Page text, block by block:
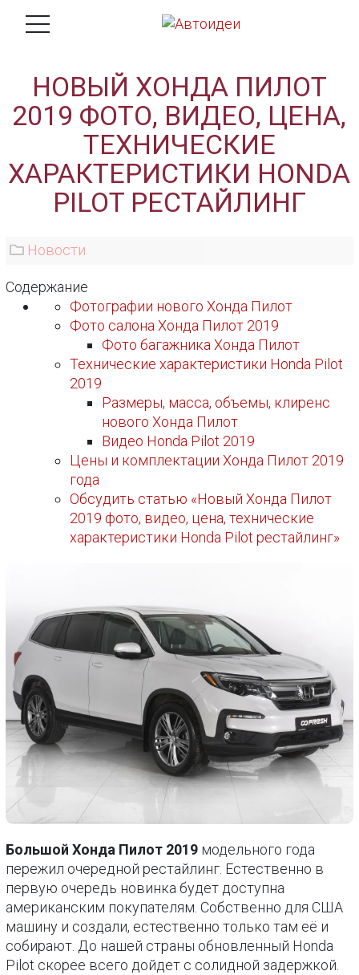
НОВЫЙ ХОНДА ПИЛОТ
2019 ФОТО, ВИДЕО, ЦЕНА,
ТЕХНИЧЕСКИЕ
ХАРАКТЕРИСТИКИ HONDA
PILOT РЕСТАЙЛИНГ
Новости
Содержание
Фотографии нового Хонда Пилот
Фото салона Хонда Пилот 2019
Фото багажника Хонда Пилот
Технические характеристики Honda Pilot
2019
Размеры, масса, объемы, клиренс
нового Хонда Пилот
Видео Honda Pilot 2019
Цены и комплектации Хонда Пилот 2019
года
Обсудить статью «Новый Хонда Пилот
2019 фото, видео, цена, технические
характеристики Honda Pilot рестайлинг»
Большой Хонда Пилот 2019 модельного года
пережил очередной рестайлинг. Естественно в
первую очередь новинка будет доступна
американским покупателям. Собственно для США
машину и создали, естественно только там её и
собирают. До нашей страны обновленный Honda
Pilot скорее всего дойдет с солидной задержкой.